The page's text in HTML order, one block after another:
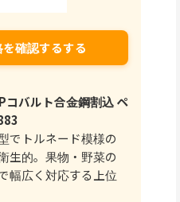
確認するする
コバルト合金鋼割込 ペ
でトルネード模様の
生的。果物・野菜の
幅広く対応する上位